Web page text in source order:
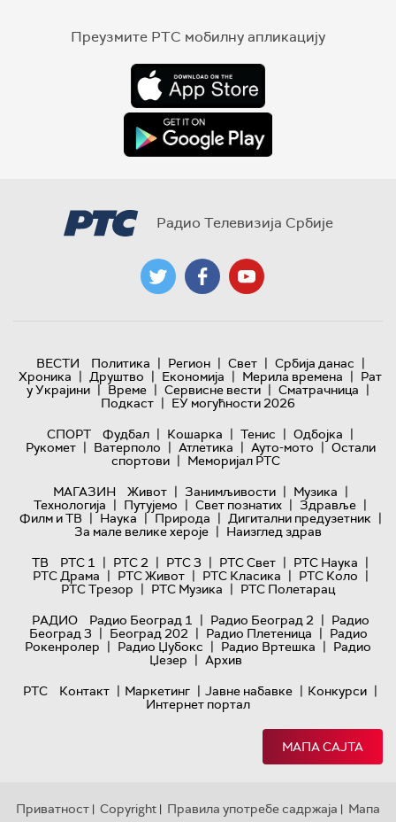
Преузмите РТС мобилну апликацију
Радио Телевизија Србије
ВЕСТИ Политика | Регион | Свет | Србија данас |
Хроника | Друштво | Економија | Мерила времена | Рат
у Украјини | Време | Сервисне вести | Сматрачница |
Подкаст | ЕУ могућности 2026
СПОРТ
Фудбал | Кошарка | Тенис | Одбојка |
Рукомет | Ватерполо | Атлетика | Ауто-мото | Остали
спортови | Меморијал РТС
МАГАЗИН
Живот | Занимљивости | Музика |
Технологијa | Путујемо | Свет познатих | Здравље |
Филм и ТВ | Наука | Природа | Дигитални предузетник |
За мале велике хероје | Наизглед здрав
ТВ
РТС 1 | РТС 2 | РТС 3 | РТС Свет | РТС Наука |
РТС Драма | РТС Живот | РТС Класика | РТС Коло |
РТС Трезор | РТС Музика | РТС Полетарац
РАДИО
Радио Београд 1 | Радио Београд 2 | Радио
Београд 3 | Београд 202 | Радио Плетеница | Радио
Рокенролер | Радио Џубокс | Радио Вртешка | Радио
Џезер | Архив
РТС
Контакт | Маркетинг | Јавне набавке | Конкурси |
Интернет портал
МАПА САЈТА
Приватност | Copyright | Правила употребе садржаја | Мапа